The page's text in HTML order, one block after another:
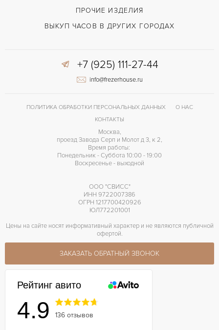
Двойной сложности застежка
КАЛИБР/МЕХАНИЗМ
ПРОЧИЕ ИЗДЕЛИЯ
ВЫКУП ЧАСОВ В ДРУГИХ ГОРОДАХ
+7 (925) 111-27-44
info@frezerhouse.ru
ПОЛИТИКА ОБРАБОТКИ ПЕРСОНАЛЬНЫХ ДАННЫХ
О НАС
КОНТАКТЫ
Москва,
проезд Завода Серп и Молот д 3, к 2,
Время работы:
Понедельник - Суббота 10:00 - 19:00
Воскресенье - выходной
ООО "СВИСС"
ИНН 9722007386
ОГРН 1217700420926
ЮЛ772201001
Цены на сайте носят информативный характер и не являются публичной
офертой.
ЗАКАЗАТЬ ОБРАТНЫЙ ЗВОНОК
Рейтинг авито
4.9 136 отзывов